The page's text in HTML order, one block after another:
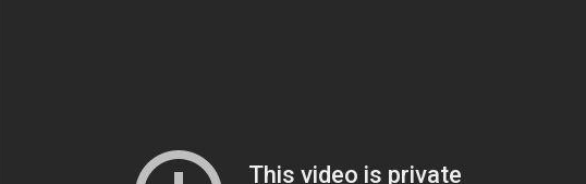
長野県のなめこのデカさが規格外だったｗｗ